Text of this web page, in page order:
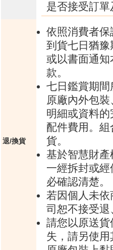
是否接受訂
退/換貨
依照消費者
到貨七日猶
或以書面通
款。
七日鑑賞期
原廠內外包
明細或資料
配件費用。
貨。
基於智慧財
一經拆封或
必確認清楚。
若因個人未
司恕不接受
請您以原送
失，請另使